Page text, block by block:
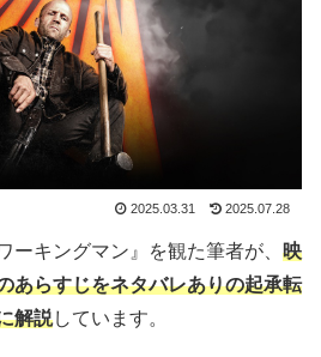
2025.03.31 2025.07.28
ーキングマン』を観た筆者が、 映
あらすじをネタバレありの起承転
解説しています。